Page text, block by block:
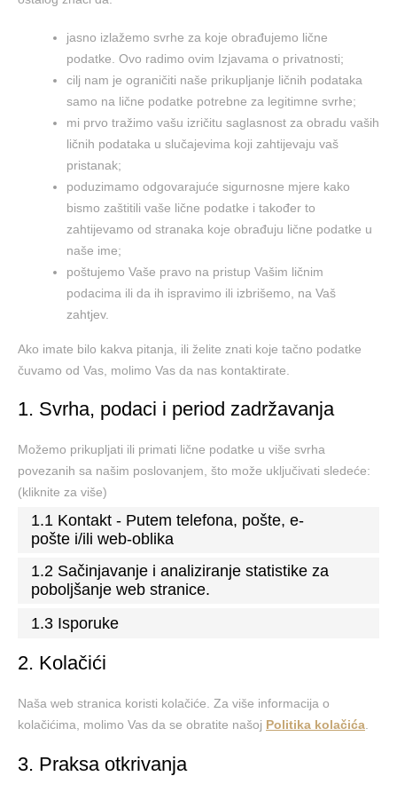
jasno izlažemo svrhe za koje obrađujemo lične
podatke. Ovo radimo ovim Izjavama o privatnosti;
cilj nam je ograničiti naše prikupljanje ličnih podataka
samo na lične podatke potrebne za legitimne svrhe;
mi prvo tražimo vašu izričitu saglasnost za obradu vaših
ličnih podataka u slučajevima koji zahtijevaju vaš
pristanak;
poduzimamo odgovarajuće sigurnosne mjere kako
bismo zaštitili vaše lične podatke i također to
zahtijevamo od stranaka koje obrađuju lične podatke u
naše ime;
poštujemo Vaše pravo na pristup Vašim ličnim
podacima ili da ih ispravimo ili izbrišemo, na Vaš
zahtjev.
Ako imate bilo kakva pitanja, ili želite znati koje tačno podatke
čuvamo od Vas, molimo Vas da nas kontaktirate.
1. Svrha, podaci i period zadržavanja
Možemo prikupljati ili primati lične podatke u više svrha
povezanih sa našim poslovanjem, što može uključivati sledeće:
(kliknite za više)
1.1 Kontakt - Putem telefona, pošte, e-
pošte i/ili web-oblika
1.2 Sačinjavanje i analiziranje statistike za
poboljšanje web stranice.
1.3 Isporuke
2. Kolačići
Naša web stranica koristi kolačiće. Za više informacija o
kolačićima, molimo Vas da se obratite našoj Politika kolačića.
3. Praksa otkrivanja